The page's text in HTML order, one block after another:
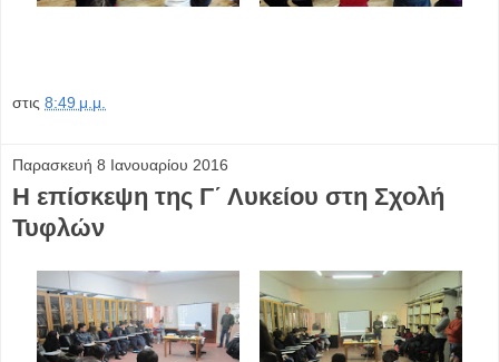
στις 8:49 μ.μ.
Παρασκευή 8 Ιανουαρίου 2016
Η επίσκεψη της Γ΄ Λυκείου στη Σχολή
Τυφλών